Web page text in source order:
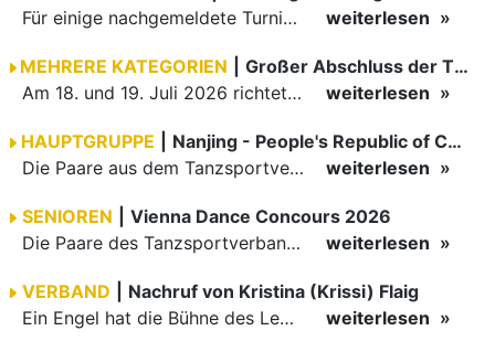
Für einige nachgemeldete Turniere im 2 Halbjahr sucht der ZWE noch Wertungsrichter.
weiterlesen
MEHRERE KATEGORIEN
Großer Abschluss der TBW-Trophy in Weinheim
Am 18. und 19. Juli 2026 richtete die Tanzsportabteilung (TSA) der TSG 1862 Weinheim das Abschlussturnier der diesjährigen TBW-Trophy-Serie aus. Zum traditionellen Saisonfinale kamen rund 400 Starts über…
weiterlesen
HAUPTGRUPPE
Nanjing - People's Republic of China
Die Paare aus dem Tanzsportverband Baden-Württemberg (TBW) haben beim hochklassig besetzten WDSF GrandSlam im chinesischen Nanjing wieder einmal auf internationalem Top-Niveau geglänzt. Das…
weiterlesen
SENIOREN
Vienna Dance Concours 2026
Die Paare des Tanzsportverbandes Baden-Württemberg (TBW) glänzten auf dem internationalen Parkett des Vienna Dance Concourse 2026 im Wiener Rathaus mit hervorragenden Platzierungen Ergebnisse unter: …
weiterlesen
VERBAND
Nachruf von Kristina (Krissi) Flaig
Ein Engel hat die Bühne des Lebens verlassen. Viel zu früh, plötzlich und für uns alle unfassbar, wurde unsere geliebte Kristina (Krissi) Flaig im Alter von 36 Jahren aus dem Leben gerissen. Das Tanzen…
weiterlesen